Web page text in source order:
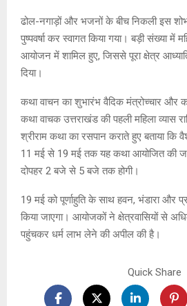
ढोल-नगाड़ों और भजनों के बीच निकली इस
पुष्पवर्षा कर स्वागत किया गया। बड़ी संख्या में
आयोजन में शामिल हुए, जिससे पूरा क्षेत्र
दिया।
कथा वाचन का शुभारंभ वैदिक मंत्रोच्चार
कथा वाचक उत्तराखंड की पहली महिला व्यास
श्रीराम कथा का रसपान कराते हुए बताया कि
11 मई से 19 मई तक यह कथा आयोजित की जा
दोपहर 2 बजे से 5 बजे तक होगी।
19 मई को पूर्णाहुति के साथ हवन, भंडारा और
किया जाएगा। आयोजकों ने क्षेत्रवासियों से
पहुंचकर धर्म लाभ लेने की अपील की है।
Quick Share